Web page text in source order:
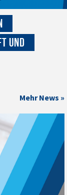
UND
Mehr News »